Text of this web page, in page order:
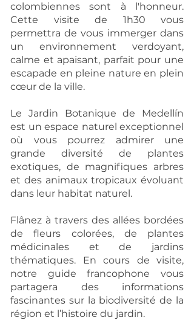
colombiennes sont à l'honneur.
Cette visite de 1h30 vous
permettra de vous immerger dans
un environnement verdoyant,
calme et apaisant, parfait pour une
escapade en pleine nature en plein
cœur de la ville.
Le Jardin Botanique de Medellín
est un espace naturel exceptionnel
où vous pourrez admirer une
grande diversité de plantes
exotiques, de magnifiques arbres
et des animaux tropicaux évoluant
dans leur habitat naturel.
Flânez à travers des allées bordées
de fleurs colorées, de plantes
médicinales et de jardins
thématiques. En cours de visite,
notre guide francophone vous
partagera des informations
fascinantes sur la biodiversité de la
région et l’histoire du jardin.